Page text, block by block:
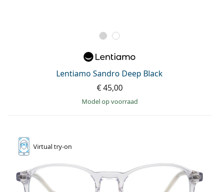
Lentiamo Sandro Deep Black
€ 45,00
model op voorraad
Virtualtry-on